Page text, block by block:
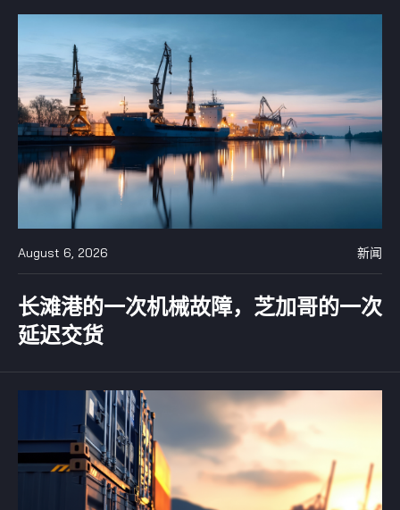
August 6, 2026 新闻
长滩港的一次机械故障，芝加哥的一次
延迟交货